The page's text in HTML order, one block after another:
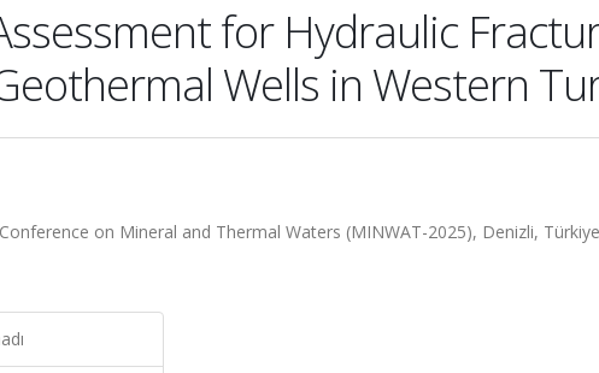
for Hydraulic
Wells in Western
on Mineral and Thermal Waters (MINWAT-2025), Denizli,